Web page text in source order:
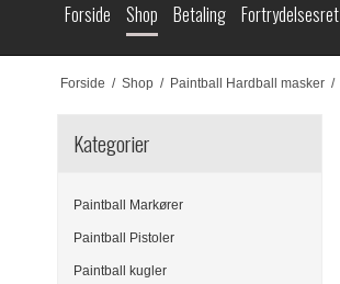
Forside Shop Betaling Fortrydelsesret
Forside / Shop / Paintball Hardball masker /
Kategorier
Paintball Markører
Paintball Pistoler
Paintball kugler